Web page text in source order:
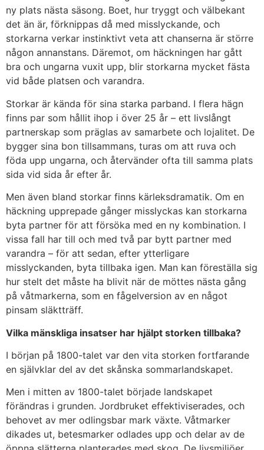
ny plats nästa säsong. Boet, hur tryggt och välbekant
det än är, förknippas då med misslyckande, och
storkarna verkar instinktivt veta att chanserna är större
någon annanstans. Däremot, om häckningen har gått
bra och ungarna vuxit upp, blir storkarna mycket fästa
vid både platsen och varandra.
Storkar är kända för sina starka parband. I flera hägn
finns par som hållit ihop i över 25 år – ett livslångt
partnerskap som präglas av samarbete och lojalitet. De
bygger sina bon tillsammans, turas om att ruva och
föda upp ungarna, och återvänder ofta till samma plats
sida vid sida år efter år.
Men även bland storkar finns kärleksdramatik. Om en
häckning upprepade gånger misslyckas kan storkarna
byta partner för att försöka med en ny kombination. I
vissa fall har till och med två par bytt partner med
varandra – för att sedan, efter ytterligare
misslyckanden, byta tillbaka igen. Man kan föreställa sig
hur stelt det måste ha blivit när de möttes nästa gång
på våtmarkerna, som en fågelversion av en något
pinsam släktträff.
Vilka mänskliga insatser har hjälpt storken tillbaka?
I början på 1800-talet var den vita storken fortfarande
en självklar del av det skånska sommarlandskapet.
Men i mitten av 1800-talet började landskapet
förändras i grunden. Jordbruket effektiviserades, och
behovet av mer odlingsbar mark växte. Våtmarker
dikades ut, betesmarker odlades upp och delar av de